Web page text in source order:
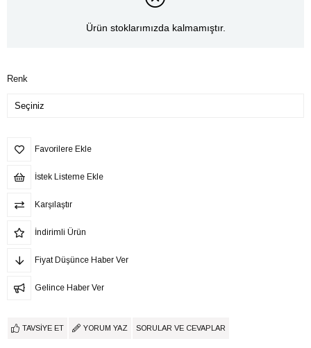
Ürün stoklarımızda kalmamıştır.
Renk
Favorilere Ekle
İstek Listeme Ekle
Karşılaştır
İndirimli Ürün
Fiyat Düşünce Haber Ver
Gelince Haber Ver
TAVSIYE ET YORUM YAZ SORULAR VE CEVAPLAR